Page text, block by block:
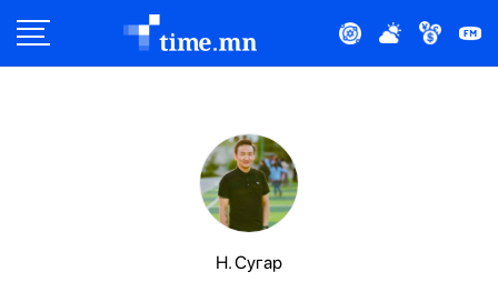
Эдийн Засаг
Н. Сугар